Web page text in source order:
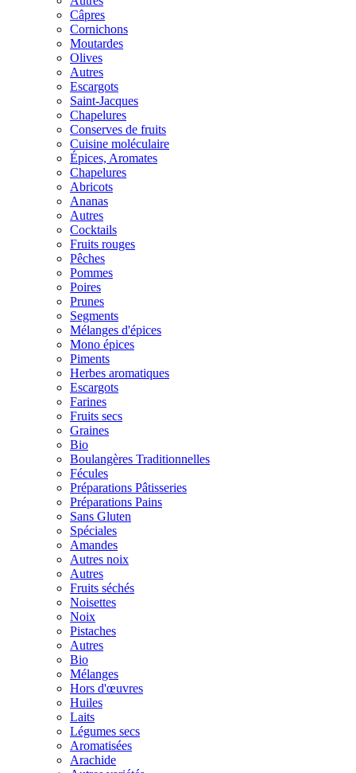
Câpres
Cornichons
Moutardes
Olives
Autres
Escargots
Saint-Jacques
Chapelures
Conserves de fruits
Cuisine moléculaire
Épices, Aromates
Chapelures
Abricots
Ananas
Autres
Cocktails
Fruits rouges
Pêches
Pommes
Poires
Prunes
Segments
Mélanges d'épices
Mono épices
Piments
Herbes aromatiques
Escargots
Farines
Fruits secs
Graines
Bio
Boulangères Traditionnelles
Fécules
Préparations Pâtisseries
Préparations Pains
Sans Gluten
Spéciales
Amandes
Autres noix
Autres
Fruits séchés
Noisettes
Noix
Pistaches
Autres
Bio
Mélanges
Hors d'œuvres
Huiles
Laits
Légumes secs
Aromatisées
Arachide